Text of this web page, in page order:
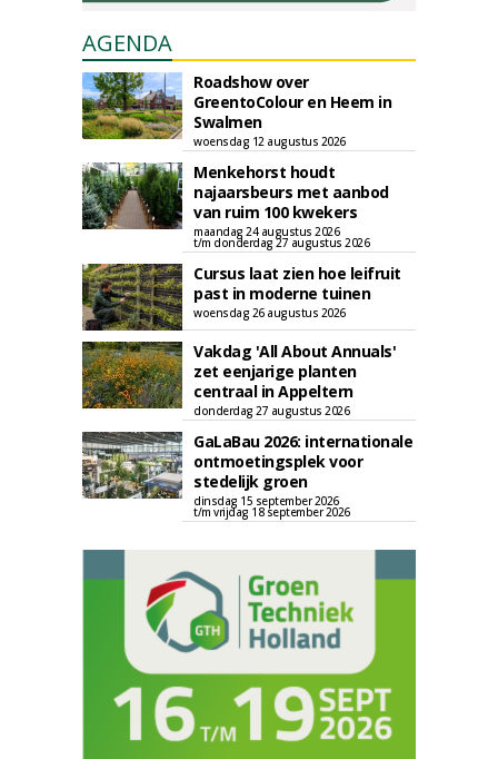
AGENDA
Roadshow over
GreentoColour en Heem in
Swalmen
woensdag 12 augustus 2026
Menkehorst houdt
najaarsbeurs met aanbod
van ruim 100 kwekers
maandag 24 augustus 2026
t/m donderdag 27 augustus 2026
Cursus laat zien hoe leifruit
past in moderne tuinen
woensdag 26 augustus 2026
Vakdag 'All About Annuals'
zet eenjarige planten
centraal in Appeltern
donderdag 27 augustus 2026
GaLaBau 2026: internationale
ontmoetingsplek voor
stedelijk groen
dinsdag 15 september 2026
t/m vrijdag 18 september 2026